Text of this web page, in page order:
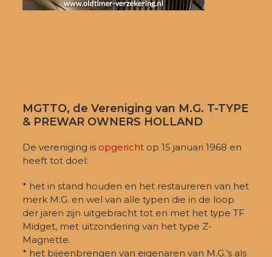
MGTTO, de Vereniging van M.G. T-TYPE
& PREWAR OWNERS HOLLAND
De vereniging is opgericht op 15 januari 1968 en
heeft tot doel:
* het in stand houden en het restaureren van het
merk M.G. en wel van alle typen die in de loop
der jaren zijn uitgebracht tot en met het type TF
Midget, met uitzondering van het type Z-
Magnette.
* het bijeenbrengen van eigenaren van M.G.’s als